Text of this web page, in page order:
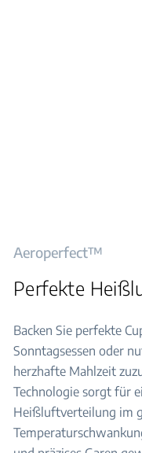
Aeroperfect™
Perfekte
Backen Sie perfekte
Sonntagsessen oder
herzhafte Mahlzeit
Technologie sorgt für
Heißluftverteilung im